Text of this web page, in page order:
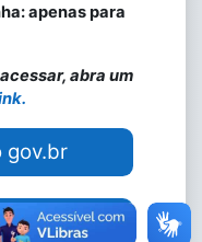
gov.br
apenas para
abra um